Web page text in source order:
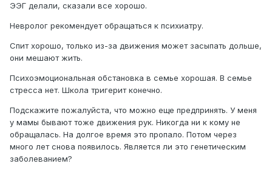
ЭЭГ делали, сказали все хорошо.
Невролог рекомендует обращаться к психиатру.
Спит хорошо, только из-за движения может засыпать дольше,
они мешают жить.
Психоэмоциональная обстановка в семье хорошая. В семье
стресса нет. Школа тригерит конечно.
Подскажите пожалуйста, что можно еще предпринять. У меня
у мамы бывают тоже движения рук. Никогда ни к кому не
обращалась. На долгое время это пропало. Потом через
много лет снова появилось. Является ли это генетическим
заболеванием?